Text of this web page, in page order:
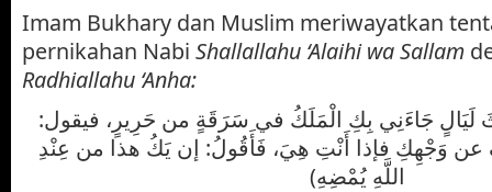
Imam Bukhary dan Muslim meriwayatkan
pernikahan Nabi Shallallahu ‘Alaihi wa Sallam
Radhiallahu ‘Anha:
لَيَالٍ جَاءَنِي بِكِ الْمَلَكُ في سَرَقَةٍ من حَرِيرٍ، فيقول:
وَجْهِكِ فإذا أَنْتِ هِيَ، فَأَقُولُ: إن يَكُ هذا من عِنْدِ
اللَّهِ يُمْضِهِ)